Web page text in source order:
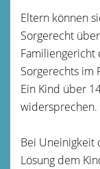
Eltern können
Sorgerecht
Familiengericht
Sorgerechts im
Ein Kind über
widersprechen.
Bei Uneinigkeit
Lösung dem